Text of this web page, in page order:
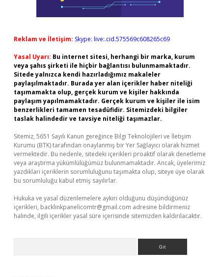
Reklam ve İletişim: Skype: live:.cid.575569c608265c69
Yasal Uyarı: Bu internet sitesi, herhangi bir marka, kurum
veya şahıs şirketi ile hiçbir bağlantısı bulunmamaktadır.
Sitede yalnızca kendi hazırladığımız makaleler
paylaşılmaktadır. Burada yer alan içerikler haber niteliği
taşımamakta olup, gerçek kurum ve kişiler hakkında
paylaşım yapılmamaktadır. Gerçek kurum ve kişiler ile isim
benzerlikleri tamamen tesadüfidir. Sitemizdeki bilgiler
taslak halindedir ve tavsiye niteliği taşımazlar.
Sitemiz, 5651 Sayılı Kanun gereğince Bilgi Teknolojileri ve İletişim
Kurumu (BTK) tarafından onaylanmış bir Yer Sağlayıcı olarak hizmet
vermektedir. Bu nedenle, sitedeki içerikleri proaktif olarak denetleme
veya araştırma yükümlülüğümüz bulunmamaktadır. Ancak, üyelerimiz
yazdıkları içeriklerin sorumluluğunu taşımakta olup, siteye üye olarak
bu sorumluluğu kabul etmiş sayılırlar.
Hukuka ve yasal düzenlemelere aykırı olduğunu düşündüğünüz
içerikleri, backlinkpanelicomtr@gmail.com adresine bildirmeniz
halinde, ilgili içerikler yasal süre içerisinde sitemizden kaldırılacaktır.